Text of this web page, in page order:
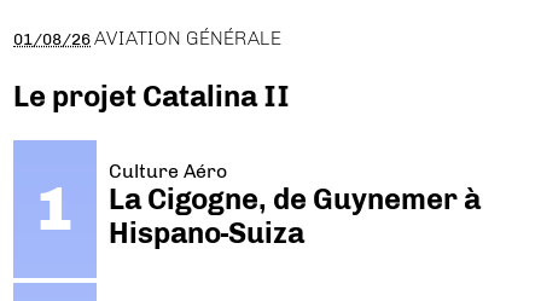
01/08/26 AVIATION GÉNÉRALE
Le projet Catalina II
Culture Aéro
La Cigogne, de Guynemer à
Hispano-Suiza